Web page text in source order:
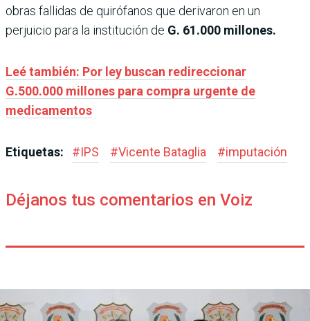
obras fallidas de quirófanos que derivaron en un
perjuicio para la institución de G. 61.000 millones.
Leé también: Por ley buscan redireccionar
G.500.000 millones para compra urgente de
medicamentos
Etiquetas: #IPS #Vicente Bataglia #imputación
Déjanos tus comentarios en Voiz